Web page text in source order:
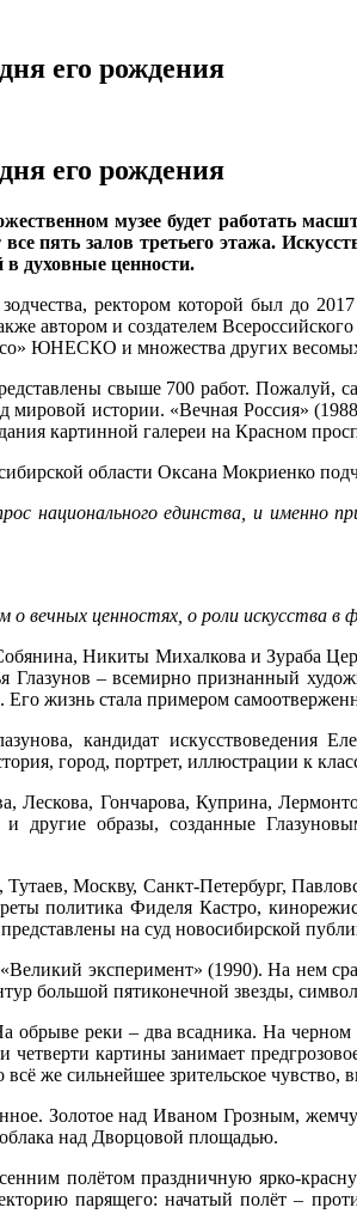
его рождения
его рождения
музее будет работать
пять залов третьего этажа.
духовные ценности.
ректором которой был до 2017
автором и создателем
ЮНЕСКО и множества других
свыше 700 работ. Пожалуй,
истории. «Вечная Россия»
картинной галереи на Красном
области Оксана Мокриенко
национального единства, и именно
вечных ценностях, о роли искусства в
Никиты Михалкова и Зураба
– всемирно признанный
жизнь стала примером
кандидат искусствоведения
город, портрет, иллюстрации к
Лескова, Гончарова, Куприна,
образы, созданные
Москву, Санкт-Петербург,
политика Фиделя Кастро,
на суд новосибирской
эксперимент» (1990). На нем
большой пятиконечной звезды,
обрыве реки – два всадника. На
четверти картины занимает
же сильнейшее зрительское чувство,
Золотое над Иваном Грозным,
над Дворцовой площадью.
полётом праздничную ярко-
парящего: начатый полёт –